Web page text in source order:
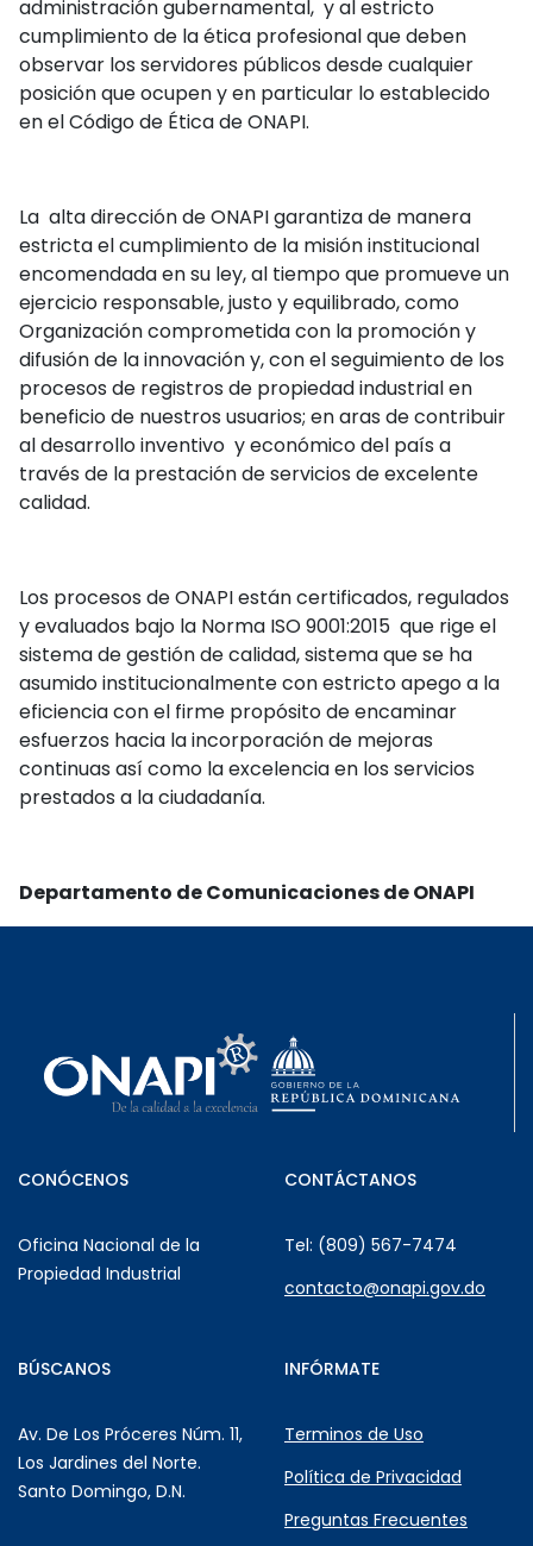
administración gubernamental, y al estricto
cumplimiento de la ética profesional que deben
observar los servidores públicos desde cualquier
posición que ocupen y en particular lo establecido
en el Código de Ética de ONAPI.
La alta dirección de ONAPI garantiza de manera
estricta el cumplimiento de la misión institucional
encomendada en su ley, al tiempo que promueve un
ejercicio responsable, justo y equilibrado, como
Organización comprometida con la promoción y
difusión de la innovación y, con el seguimiento de los
procesos de registros de propiedad industrial en
beneficio de nuestros usuarios; en aras de contribuir
al desarrollo inventivo y económico del país a
través de la prestación de servicios de excelente
calidad.
Los procesos de ONAPI están certificados, regulados
y evaluados bajo la Norma ISO 9001:2015 que rige el
sistema de gestión de calidad, sistema que se ha
asumido institucionalmente con estricto apego a la
eficiencia con el firme propósito de encaminar
esfuerzos hacia la incorporación de mejoras
continuas así como la excelencia en los servicios
prestados a la ciudadanía.
Departamento de Comunicaciones de ONAPI
CONÓCENOS
Oficina Nacional de la
Propiedad Industrial
CONTÁCTANOS
Tel: (809) 567-7474
contacto@onapi.gov.do
BÚSCANOS
Av. De Los Próceres Núm. 11,
Los Jardines del Norte.
Santo Domingo, D.N.
INFÓRMATE
Terminos de Uso
Política de Privacidad
Preguntas Frecuentes